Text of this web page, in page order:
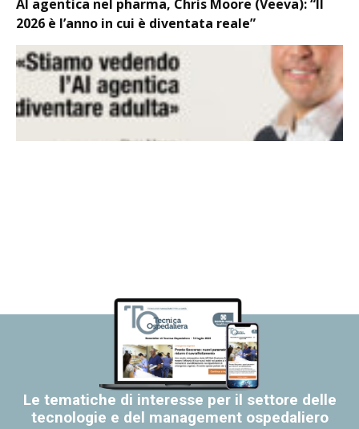
AI agentica nel pharma, Chris Moore (Veeva): “Il
2026 è l’anno in cui è diventata reale”
Le tematiche di interesse per il settore delle
tecnologie e del management ospedaliero